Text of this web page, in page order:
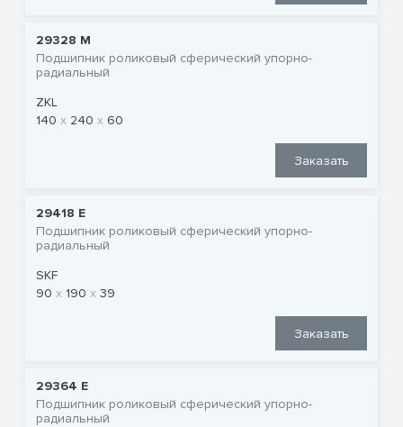
29328 M
Подшипник роликовый сферический упорно-
радиальный
ZKL
140
240 60
Заказать
29418 E
Подшипник роликовый сферический упорно-
радиальный
SKF
90
190 39
Заказать
29364 E
Подшипник роликовый сферический упорно-
радиальный